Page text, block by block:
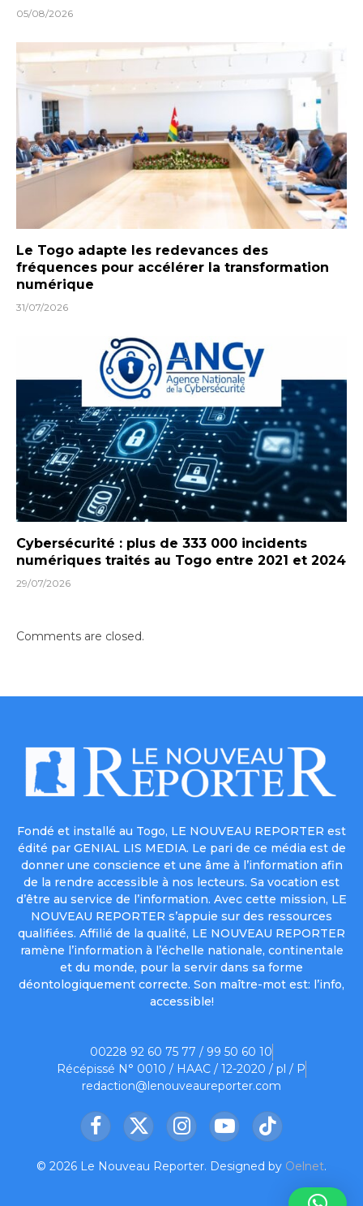
05/08/2026
Le Togo adapte les redevances des
fréquences pour accélérer la transformation
numérique
31/07/2026
Cybersécurité : plus de 333 000 incidents
numériques traités au Togo entre 2021 et 2024
29/07/2026
Comments are closed.
Fondé et installé au Togo, LE NOUVEAU REPORTER est
édité par GENIAL LIS MEDIA. Le pari de ce média est de
donner une conscience et une âme à l’information afin
de la rendre accessible à nos lecteurs. Sa vocation est
d’être au service de l’information. Avec cette mission, LE
NOUVEAU REPORTER s’appuie sur des ressources
qualifiées. Affilié de la qualité, LE NOUVEAU REPORTER
ramène l’information à l’échelle nationale, continentale
et du monde, pour la servir dans sa forme
déontologiquement correcte. Son maître-mot est: l’info,
accessible!
00228 92 60 75 77 / 99 50 60 10
Récépissé N° 0010 / HAAC / 12-2020 / pl / P
redaction@lenouveaureporter.com
Facebook
X
InstagramYouTubeTikTok
© 2026 Le Nouveau Reporter. Designed by Oelnet.